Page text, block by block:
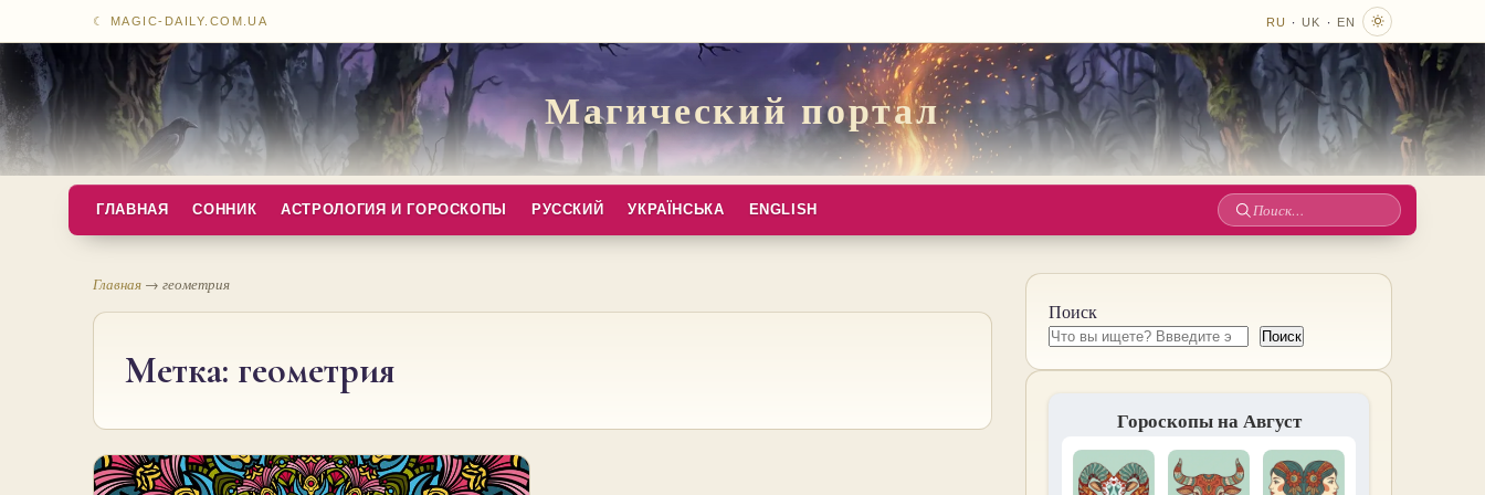
☾ MAGIC-DAILY.COM.UA RU · UK · EN
Магический портал
ГЛАВНАЯ СОННИК АСТРОЛОГИЯ И ГОРОСКОПЫ РУССКИЙ УКРАЇНСЬКА ENGLISH
Поиск
Главная → геометрия
Метка: геометрия
Поиск
Поиск
Гороскопы на Август